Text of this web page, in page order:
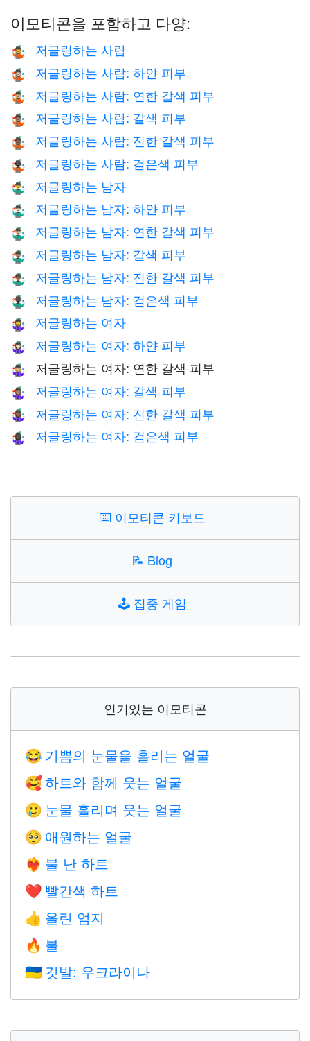
이모티콘을 포함하고 다양:
🤹 저글링하는 사람
🤹🏻 저글링하는 사람: 하얀 피부
🤹🏼 저글링하는 사람: 연한 갈색 피부
🤹🏽 저글링하는 사람: 갈색 피부
🤹🏾 저글링하는 사람: 진한 갈색 피부
🤹🏿 저글링하는 사람: 검은색 피부
🤹‍♂️ 저글링하는 남자
🤹🏻‍♂️ 저글링하는 남자: 하얀 피부
🤹🏼‍♂️ 저글링하는 남자: 연한 갈색 피부
🤹🏽‍♂️ 저글링하는 남자: 갈색 피부
🤹🏾‍♂️ 저글링하는 남자: 진한 갈색 피부
🤹🏿‍♂️ 저글링하는 남자: 검은색 피부
🤹‍♀️ 저글링하는 여자
🤹🏻‍♀️ 저글링하는 여자: 하얀 피부
🤹🏼‍♀️ 저글링하는 여자: 연한 갈색 피부
🤹🏽‍♀️ 저글링하는 여자: 갈색 피부
🤹🏾‍♀️ 저글링하는 여자: 진한 갈색 피부
🤹🏿‍♀️ 저글링하는 여자: 검은색 피부
⌨️ 이모티콘 키보드
📝 Blog
🕹️ 집중 게임
인기있는 이모티콘
😂 기쁨의 눈물을 흘리는 얼굴
🥰 하트와 함께 웃는 얼굴
🥲 눈물 흘리며 웃는 얼굴
🥺 애원하는 얼굴
❤️‍🔥 불 난 하트
❤️ 빨간색 하트
👍 올린 엄지
🔥 불
🇺🇦 깃발: 우크라이나